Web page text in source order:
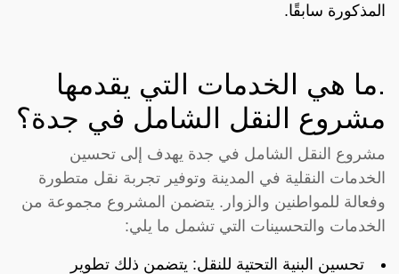
المذكورة سابقًا.
.ما هي الخدمات التي يقدمها
مشروع النقل الشامل في جدة؟
مشروع النقل الشامل في جدة يهدف إلى تحسين
الخدمات النقلية في المدينة وتوفير تجربة نقل متطورة
وفعالة للمواطنين والزوار. يتضمن المشروع مجموعة من
الخدمات والتحسينات التي تشمل ما يلي:
تحسين البنية التحتية للنقل: يتضمن ذلك تطوير